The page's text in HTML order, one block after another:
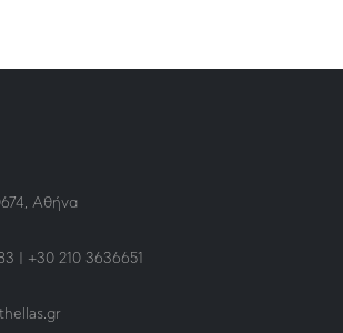
Αθήνα
| +30 210 3636651